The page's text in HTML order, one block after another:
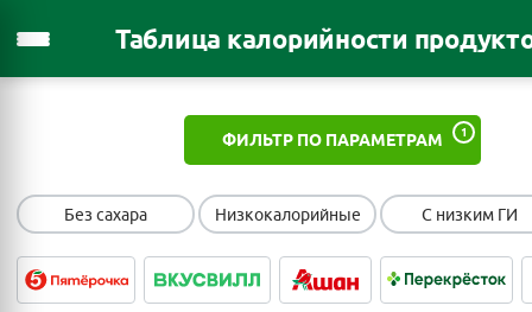
Таблица калорийности
1
ФИЛЬТР ПО ПАРАМЕТРАМ
Без сахара Низкокалорийные С низким ГИ